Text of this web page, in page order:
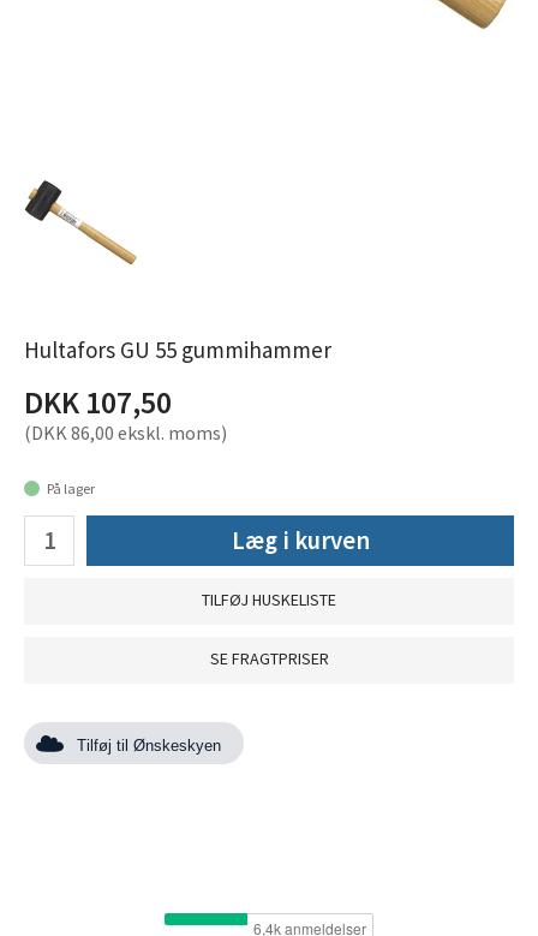
Hultafors GU 55 gummihammer
DKK 107,50
(DKK 86,00 ekskl. moms)
På lager
Læg i kurven
TILFØJ HUSKELISTE
SE FRAGTPRISER
Tilføj til Ønskeskyen